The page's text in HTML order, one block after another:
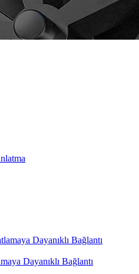
Dayanıklı Bağlantı